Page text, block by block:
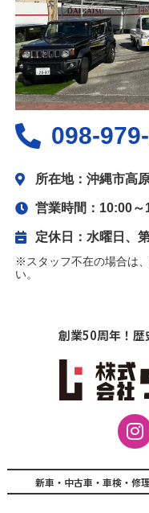
創業50周年！歴
I
n
t
a
新車・中古車・車検・修
098-
所在地：沖縄市高
営業時間：10:00～
定休日：水曜日、
※スタッフ不在の場合は
い。